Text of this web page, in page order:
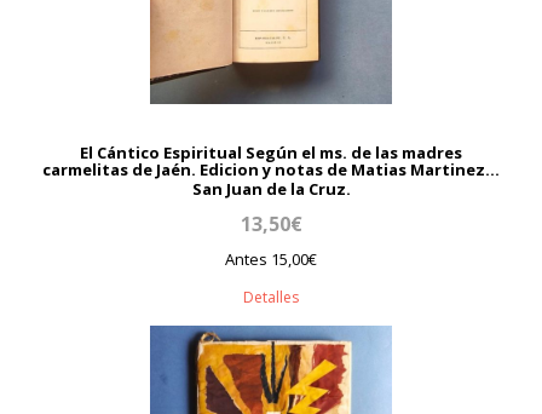
El Cántico Espiritual Según el ms. de las madres
carmelitas de Jaén. Edicion y notas de Matias Martinez...
San Juan de la Cruz.
13,50€
Antes 15,00€
Detalles